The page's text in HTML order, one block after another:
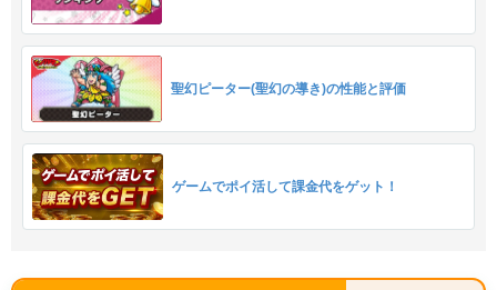
聖幻ピーター(聖幻の導き)の性能と評価
ゲームでポイ活して課金代をゲット！